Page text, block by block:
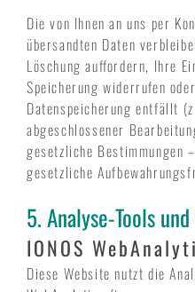
Die von Ihnen an uns per
übersandten Daten
Löschung auffordern, Ihre
Speicherung widerrufen
Datenspeicherung entfällt
abgeschlossener
gesetzliche Bestimmungen
gesetzliche
5. Analyse-Tools
IONOS
Diese Website nutzt die